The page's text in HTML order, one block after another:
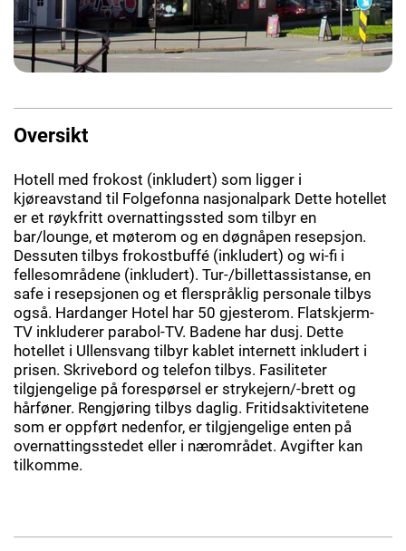
Oversikt
Hotell med frokost (inkludert) som ligger i
kjøreavstand til Folgefonna nasjonalpark Dette hotellet
er et røykfritt overnattingssted som tilbyr en
bar/lounge, et møterom og en døgnåpen resepsjon.
Dessuten tilbys frokostbuffé (inkludert) og wi-fi i
fellesområdene (inkludert). Tur-/billettassistanse, en
safe i resepsjonen og et flerspråklig personale tilbys
også. Hardanger Hotel har 50 gjesterom. Flatskjerm-
TV inkluderer parabol-TV. Badene har dusj. Dette
hotellet i Ullensvang tilbyr kablet internett inkludert i
prisen. Skrivebord og telefon tilbys. Fasiliteter
tilgjengelige på forespørsel er strykejern/-brett og
hårføner. Rengjøring tilbys daglig. Fritidsaktivitetene
som er oppført nedenfor, er tilgjengelige enten på
overnattingsstedet eller i nærområdet. Avgifter kan
tilkomme.